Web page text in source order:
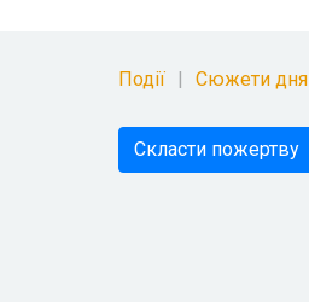
Події Сюжети дня
Скласти пожертву